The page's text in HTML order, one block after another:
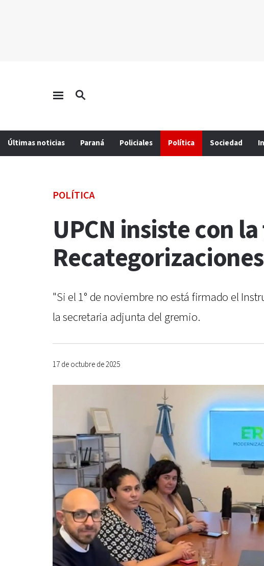
Últimas noticias Paraná Policiales Política Sociedad
POLÍTICA
UPCN insiste con
"Si el 1° de noviembre no está firmado el
la secretaria adjunta del gremio.
17 de octubre de 2025